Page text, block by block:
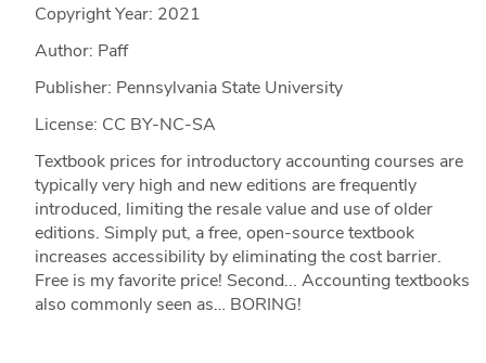
Copyright Year: 2021
Author: Paff
Publisher: Pennsylvania State University
License: CC BY-NC-SA
Textbook prices for introductory accounting courses are
typically very high and new editions are frequently
introduced, limiting the resale value and use of older
editions. Simply put, a free, open-source textbook
increases accessibility by eliminating the cost barrier.
Free is my favorite price! Second... Accounting textbooks
also commonly seen as… BORING!